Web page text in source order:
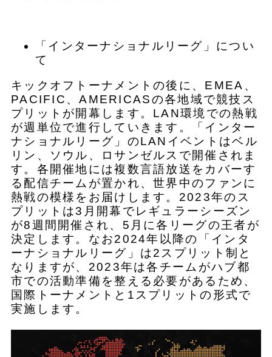
「インターナショナルリーグ」につい
て
キックオフトーナメントの後に、EMEA、
PACIFIC、AMERICASの各地域で競技ス
プリットが開幕します。LAN環境での熱戦
が週単位で進行していきます。「インター
ナショナルリーグ」のLANイベントはベル
リン、ソウル、ロサンゼルスで開催されま
す。各開催地には複数言語放送をカバーす
る配信チームが置かれ、世界中のファンに
熱戦の模様をお届けします。2023年のス
プリットは3月開幕でレギュラーシーズン
が8週間開催され、5月に各リーグの王者が
決定します。なお2024年以降の「インタ
ーナショナルリーグ」は2スプリット制と
なりますが、2023年は各チームがハブ都
市での活動準備を整える必要があるため、
国際トーナメントと1スプリットの形式で
実施します。